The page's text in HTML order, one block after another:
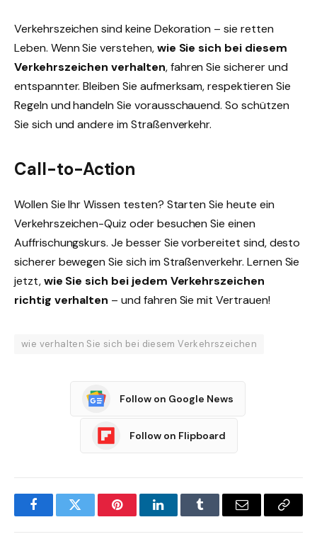
Verkehrszeichen sind keine Dekoration – sie retten
Leben. Wenn Sie verstehen,wie Sie sich bei diesem
Verkehrszeichen verhalten, fahren Sie sicherer und
entspannter. Bleiben Sie aufmerksam, respektieren Sie
Regeln und handeln Sie vorausschauend. So schützen
Sie sich und andere im Straßenverkehr.
Call-to-Action
Wollen Sie Ihr Wissen testen? Starten Sie heute ein
Verkehrszeichen-Quiz oder besuchen Sie einen
Auffrischungskurs. Je besser Sie vorbereitet sind, desto
sicherer bewegen Sie sich im Straßenverkehr. Lernen Sie
jetzt,wie Sie sich bei jedem Verkehrszeichen
richtig verhalten – und fahren Sie mit Vertrauen!
wie verhalten Sie sich bei diesem Verkehrszeichen
Follow on Google News
Follow on Flipboard
FacebookTwitter PinterestLinkedInTumblr Email
Copy